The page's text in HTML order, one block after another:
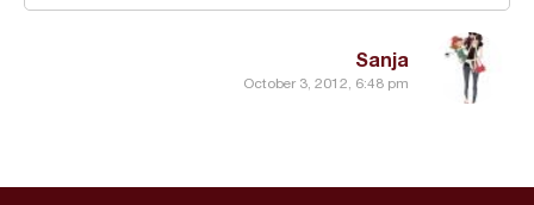
Sanja
October 3, 2012, 6:48 pm